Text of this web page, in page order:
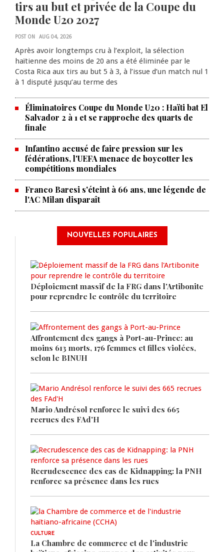
tirs au but et privée de la Coupe du
Monde U20 2027
POST ON AUG 04, 2026
Après avoir longtemps cru à l’exploit, la sélection
haïtienne des moins de 20 ans a été éliminée par le
Costa Rica aux tirs au but 5 à 3, à l’issue d’un match nul 1
à 1 disputé jusqu’au terme des
Éliminatoires Coupe du Monde U20 : Haïti bat El
Salvador 2 à 1 et se rapproche des quarts de
finale
Infantino accusé de faire pression sur les
fédérations, l'UEFA menace de boycotter les
compétitions mondiales
Franco Baresi s'éteint à 66 ans, une légende de
l'AC Milan disparaît
NOUVELLES POPULAIRES
Déploiement massif de la FRG dans l'Artibonite
pour reprendre le contrôle du territoire
Affrontement des gangs à Port-au-Prince: au
moins 613 morts, 176 femmes et filles violées,
selon le BINUH
Mario Andrésol renforce le suivi des 665
recrues des FAd'H
Recrudescence des cas de Kidnapping: la PNH
renforce sa présence dans les rues
CULTURE
La Chambre de commerce et de l'industrie